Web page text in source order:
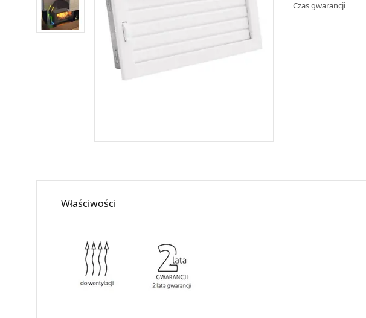
Czas gwarancji
Właściwości